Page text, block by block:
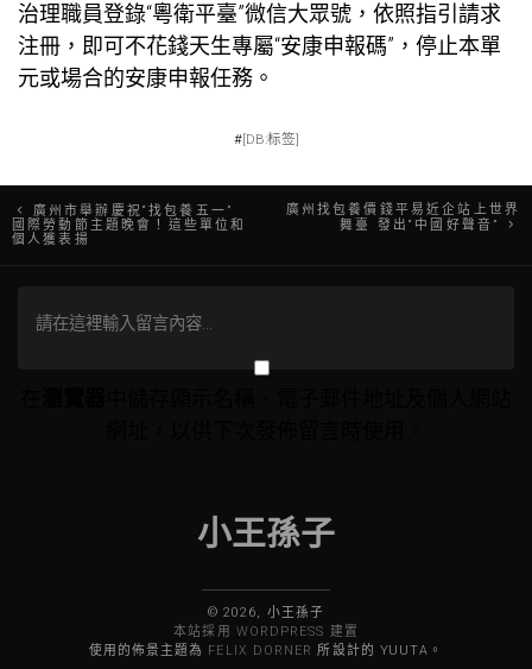
治理職員登錄“粵衛平臺”微信大眾號，依照指引請求
注冊，即可不花錢天生專屬“安康申報碼”，停止本單
元或場合的安康申報任務。
#[DB:标签]
文
章
導
廣州市舉辦慶祝“找包養五一”
國際勞動節主題晚會！這些單位和
個人獲表揚
廣州找包養價錢平易近企站上世界
舞臺 發出“中國好聲音”
小王孫子
© 2026, 小王孫子
本站採用 WORDPRESS 建置
使用的佈景主題為 FELIX DORNER 所設計的 YUUTA。